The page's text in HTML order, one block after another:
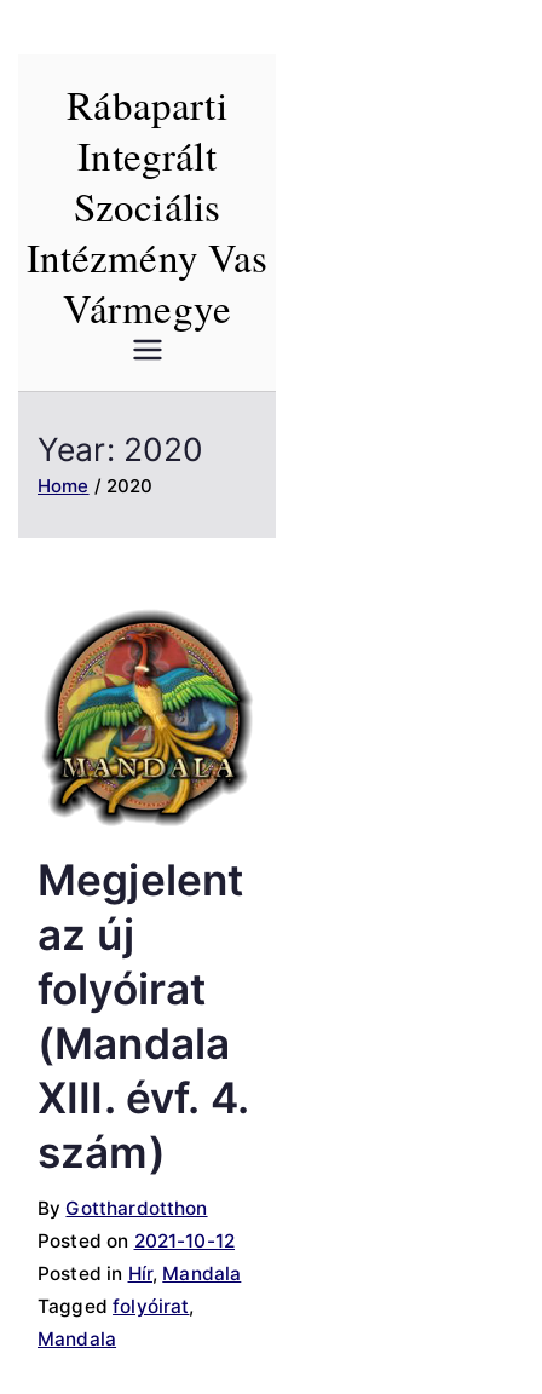
Rábaparti
Integrált
Szociális
Intézmény Vas
Vármegye
Year: 2020
Home 2020
Megjelent
az új
folyóirat
(Mandala
XIII. évf. 4.
szám)
ByGotthardotthon
Posted on 2021-10-12
Posted in Hír, Mandala
Taggedfolyóirat,
Mandala